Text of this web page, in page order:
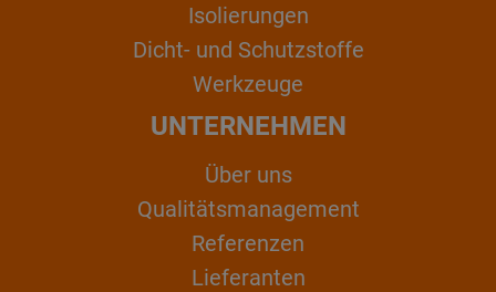
Isolierungen
Dicht- und Schutzstoffe
Werkzeuge
UNTERNEHMEN
Über uns
Qualitätsmanagement
Referenzen
Lieferanten